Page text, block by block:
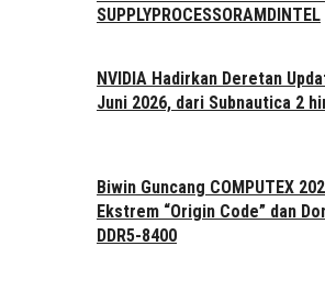
SUPPLYPROCESSORAMD INTEL
NVIDIA Hadirkan Deretan
Juni 2026, dari Subnautica 2
Biwin Guncang COMPUTEX
Ekstrem “Origin Code” dan
DDR5-8400